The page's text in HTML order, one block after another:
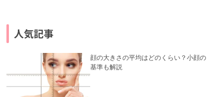
人気記事
顔の大きさの平均はどのくらい？小顔の
基準も解説